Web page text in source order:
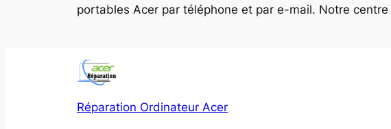
portables Acer par téléphone et par e-mail. Notre
Réparation Ordinateur Acer